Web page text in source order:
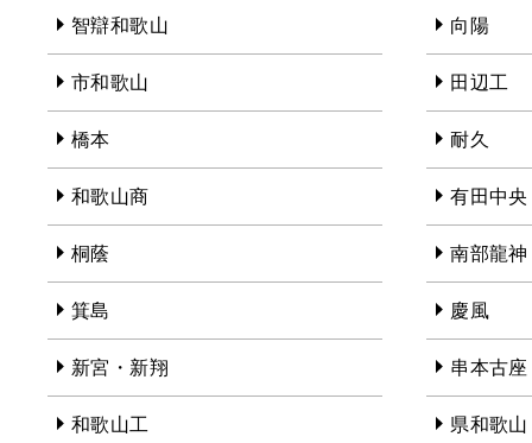
智辯和歌山 向陽
市和歌山 田辺工
橋本 耐久
和歌山商 有田中
桐蔭 南部龍神
箕島 慶風
新宮・新翔 串本古座
和歌山工 県和歌山